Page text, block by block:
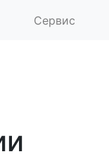
Сервис